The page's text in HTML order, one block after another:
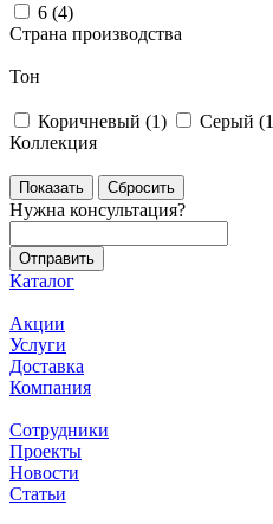
6 (4)
Страна производства
Тон
Коричневый (1) Серый (1
Коллекция
Сбросить
Нужна консультация?
Каталог
Акции
Услуги
Доставка
Компания
Сотрудники
Проекты
Новости
Статьи